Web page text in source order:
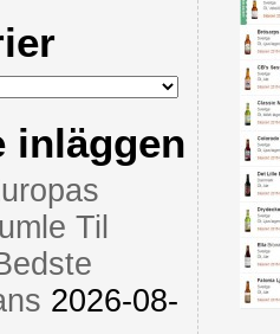
inläggen
Til
2026-08-